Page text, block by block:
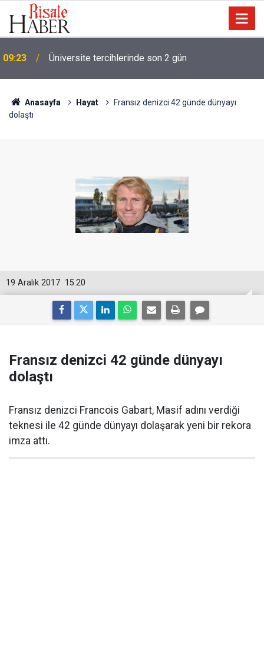
09:23 Üniversite tercihlerinde son 2 gün
Anasayfa Hayat
Fransız denizci 42 günde dünyayı
dolaştı
15:20
19 Aralık 2017
Fransız denizci 42 günde dünyayı
dolaştı
Fransız denizci Francois Gabart, Masif adını verdiği
teknesi ile 42 günde dünyayı dolaşarak yeni bir rekora
imza attı.